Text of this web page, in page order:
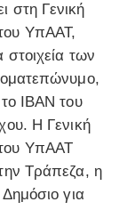
στη Γενική
ΥπΑΑΤ,
στοιχεία των
IBAN του
Η Γενική
ΥπΑΑΤ
Τράπεζα, η
για